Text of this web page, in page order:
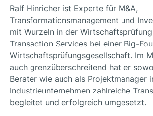
Ralf Hinricher ist Experte für M&A,
Transformationsmanagement und
mit Wurzeln in der
Transaction Services bei einer Big-
Wirtschaftsprüfungsgesellschaft. Im
auch grenzüberschreitend hat er
Berater wie auch als Projektmanager
Industrieunternehmen zahlreiche
begleitet und erfolgreich umgesetzt.